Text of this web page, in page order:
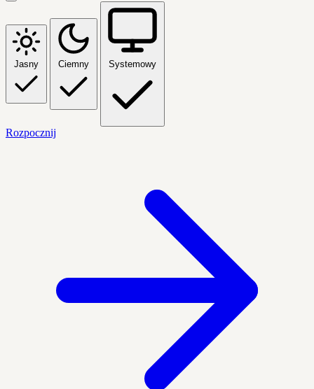
Jasny Ciemny Systemowy
Rozpocznij